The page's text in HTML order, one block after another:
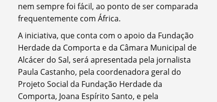
nem sempre foi fácil, ao ponto de ser comparada
frequentemente com África.
A iniciativa, que conta com o apoio da Fundação
Herdade da Comporta e da Câmara Municipal de
Alcácer do Sal, será apresentada pela jornalista
Paula Castanho, pela coordenadora geral do
Projeto Social da Fundação Herdade da
Comporta, Joana Espírito Santo, e pela